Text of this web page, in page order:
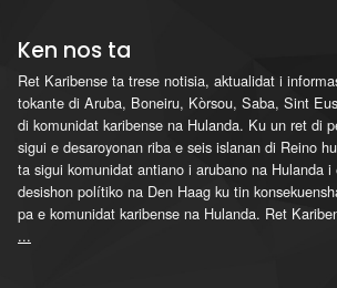
Ken nos ta
Ret Karibense ta trese notisia, aktualidat i
tokante di Aruba, Boneiru, Kòrsou, Saba, Sint
di komunidat karibense na Hulanda. Ku un ret di
sigui e desaroyonan riba e seis islanan di Reino
ta sigui komunidat antiano i arubano na Hulanda
desishon polítiko na Den Haag ku tin
pa e komunidat karibense na Hulanda. Ret
...